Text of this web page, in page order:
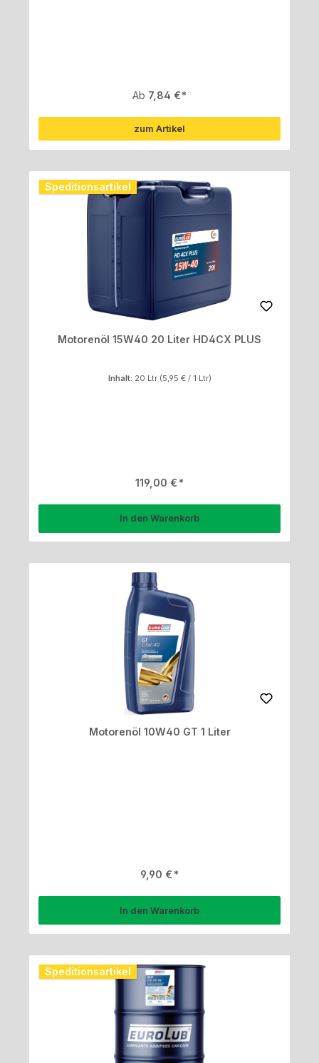
Regulärer Preis:
Ab 7,84 €
zum Artikel
Speditionsartikel
Motorenöl 15W40 20 Liter HD4CX PLUS
Inhalt: 20 Ltr (5,95 € / 1 Ltr)
Regulärer Preis:
119,00 €
In den Warenkorb
Motorenöl 10W40 GT 1 Liter
Regulärer Preis:
9,90 €
In den Warenkorb
Speditionsartikel